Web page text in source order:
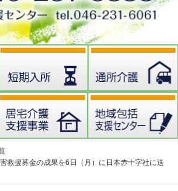
救援募金の成果を6日（月）に日本赤十字社に送